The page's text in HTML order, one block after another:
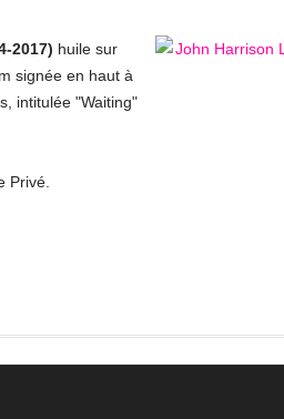
2017) huile sur
signée en haut à
intitulée "Waiting"
Privé.